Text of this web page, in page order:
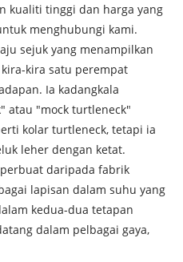
kualiti tinggi dan harga yang
menghubungi kami.
sejuk yang menampilkan
kira satu perempat
Ia kadangkala
atau "mock turtleneck"
kolar turtleneck, tetapi ia
leher dengan ketat.
daripada fabrik
lapisan dalam suhu yang
kedua-dua tetapan
dalam pelbagai gaya,